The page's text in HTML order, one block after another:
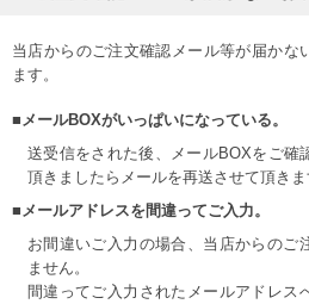
当店からのご注文確認メール等が届かな
ます。
■メールBOXがいっぱいになっている。
送受信をされた後、メールBOXをご確
頂きましたらメールを再送させて頂きま
■メールアドレスを間違ってご入力。
お間違いご入力の場合、当店からのご
ません。
間違ってご入力されたメールアドレス